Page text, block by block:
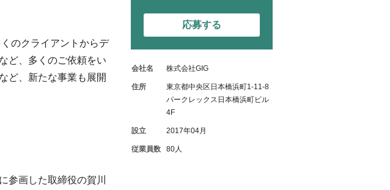
のクライアントからデ
ど、多くのご依頼をい
ど、新たな事業も展開
参画した取締役の賀川
応募する
会社名 株式会社GIG
住所
東京都中央区日本橋浜町1-11-8
パークレックス日本橋浜町ビル
4F
設立 2017年04月
従業員数 80人